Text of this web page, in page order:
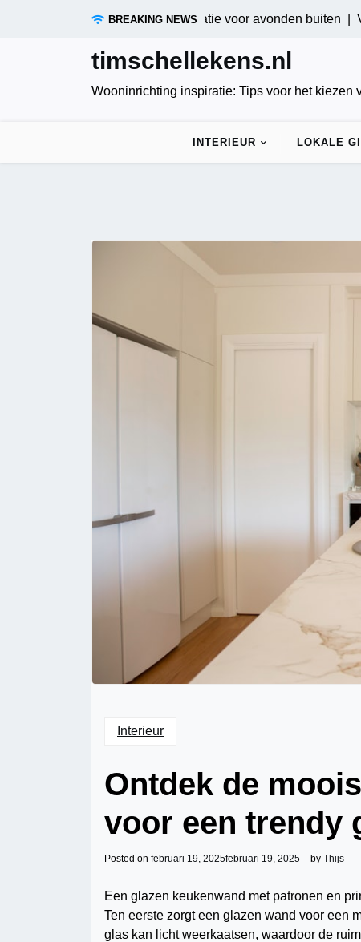
BREAKING NEWS
tuinverlichting: Innovatie voor avonden buiten |
timschellekens.nl
Wooninrichting inspiratie: Tips voor het kiezen
INTERIEUR LOKALE
Interieur
Ontdek de
voor een trendy
Posted on februari 19, 2025februari 19, 2025 by Thijs
Een glazen keukenwand met patronen en
Ten eerste zorgt een glazen wand voor een
glas kan licht weerkaatsen, waardoor de